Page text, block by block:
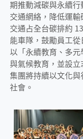
期推動減碳與永續
交通網絡，降低運
交通占全台碳排約
能車隊，鼓勵員工
以「永續教育、多
與氣候教育，並設
集團將持續以文化
社會。